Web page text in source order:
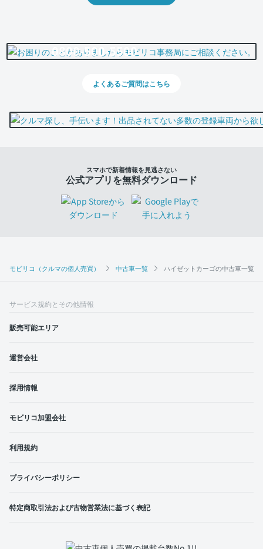
モビリコ（クルマの個人売買） 中古車一覧 ハイゼットカーゴの中古車一覧
0800-500-5500
よくあるご質問はこちら
スマホで新着情報を見逃さない
公式アプリを無料ダウンロード
サービス規約とその他情報
販売可能エリア
運営会社
採用情報
モビリコ加盟会社
利用規約
プライバシーポリシー
特定商取引法および古物営業法に基づく表記